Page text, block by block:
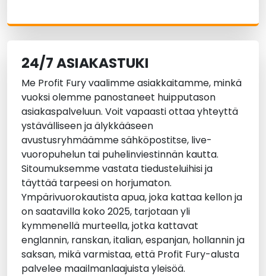
24/7 ASIAKASTUKI
Me Profit Fury vaalimme asiakkaitamme, minkä
vuoksi olemme panostaneet huipputason
asiakaspalveluun. Voit vapaasti ottaa yhteyttä
ystävälliseen ja älykkääseen
avustusryhmäämme sähköpostitse, live-
vuoropuhelun tai puhelinviestinnän kautta.
Sitoumuksemme vastata tiedusteluihisi ja
täyttää tarpeesi on horjumaton.
Ympärivuorokautista apua, joka kattaa kellon ja
on saatavilla koko 2025, tarjotaan yli
kymmenellä murteella, jotka kattavat
englannin, ranskan, italian, espanjan, hollannin ja
saksan, mikä varmistaa, että Profit Fury-alusta
palvelee maailmanlaajuista yleisöä.